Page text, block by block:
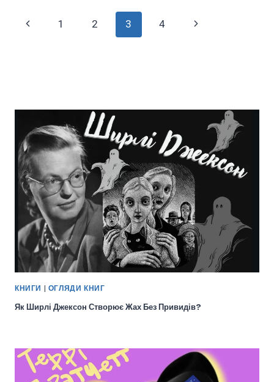
ДІДУСЯ
СТІВЕНА
Навігація
Попередня
1 2 3 4
Наступна
КНИГИ | ОГЛЯДИ КНИГ
Як Ширлі Джексон Створює Жах Без Привидів?